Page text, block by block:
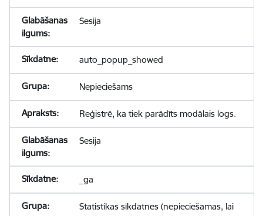
Sesija
auto_popup_showed
Nepieciešams
Reģistrē, ka tiek parādīts modālais logs.
Sesija
_ga
Statistikas sīkdatnes (nepieciešamas, lai